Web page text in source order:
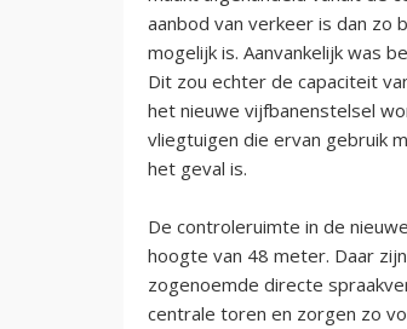
aanbod van verkeer is dan zo
mogelijk is. Aanvankelijk was
Dit zou echter de capaciteit
het nieuwe vijfbanenstelsel
vliegtuigen die ervan gebruik
het geval is.
De controleruimte in de
hoogte van 48 meter. Daar
zogenoemde directe
centrale toren en zorgen zo